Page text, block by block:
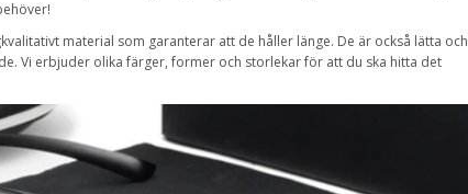
material som garanterar att de håller länge. De är också lätta och
Vi erbjuder olika färger, former och storlekar för att du ska hitta det